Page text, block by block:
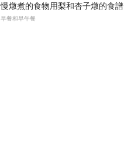
慢燉煮的食物用梨和杏子燉的食譜
早餐和早午餐